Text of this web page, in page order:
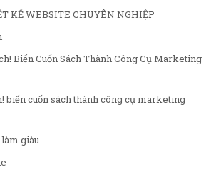
KẾ WEBSITE CHUYÊN NGHIỆP
Biến Cuốn Sách Thành Công Cụ Marketing
biến cuốn sách thành công cụ marketing
giàu